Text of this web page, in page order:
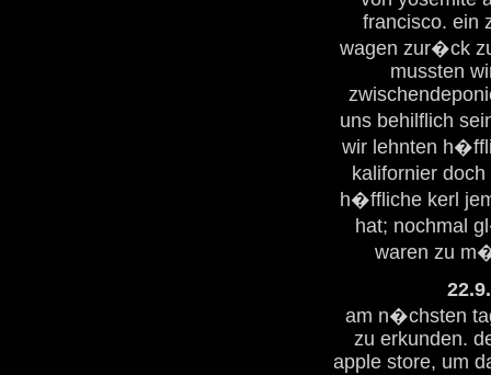
francisco. ein
wagen zur�ck
mussten
uns behilflich
wir lehnten
kalifornier
h�ffliche kerl
hat; nochmal
waren zu
am n�chsten
zu erkunden.
apple store, um